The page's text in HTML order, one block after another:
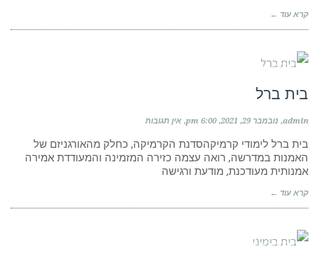
קרא עוד ←
מוסדות לימוד
בית ברל
admin נובמבר 29, 2021 6:00 pm אין תגובות
בית ברל לימודי קרמיקהסדנת הקרמיקה, כחלק מהאורגניזם של
האמנות במדרשה, רואה עצמה כזירה המזמינה והמעודדת אמירה
אמנותית מעודכנת, מודעת ורגישה
קרא עוד ←
מוסדות לימוד